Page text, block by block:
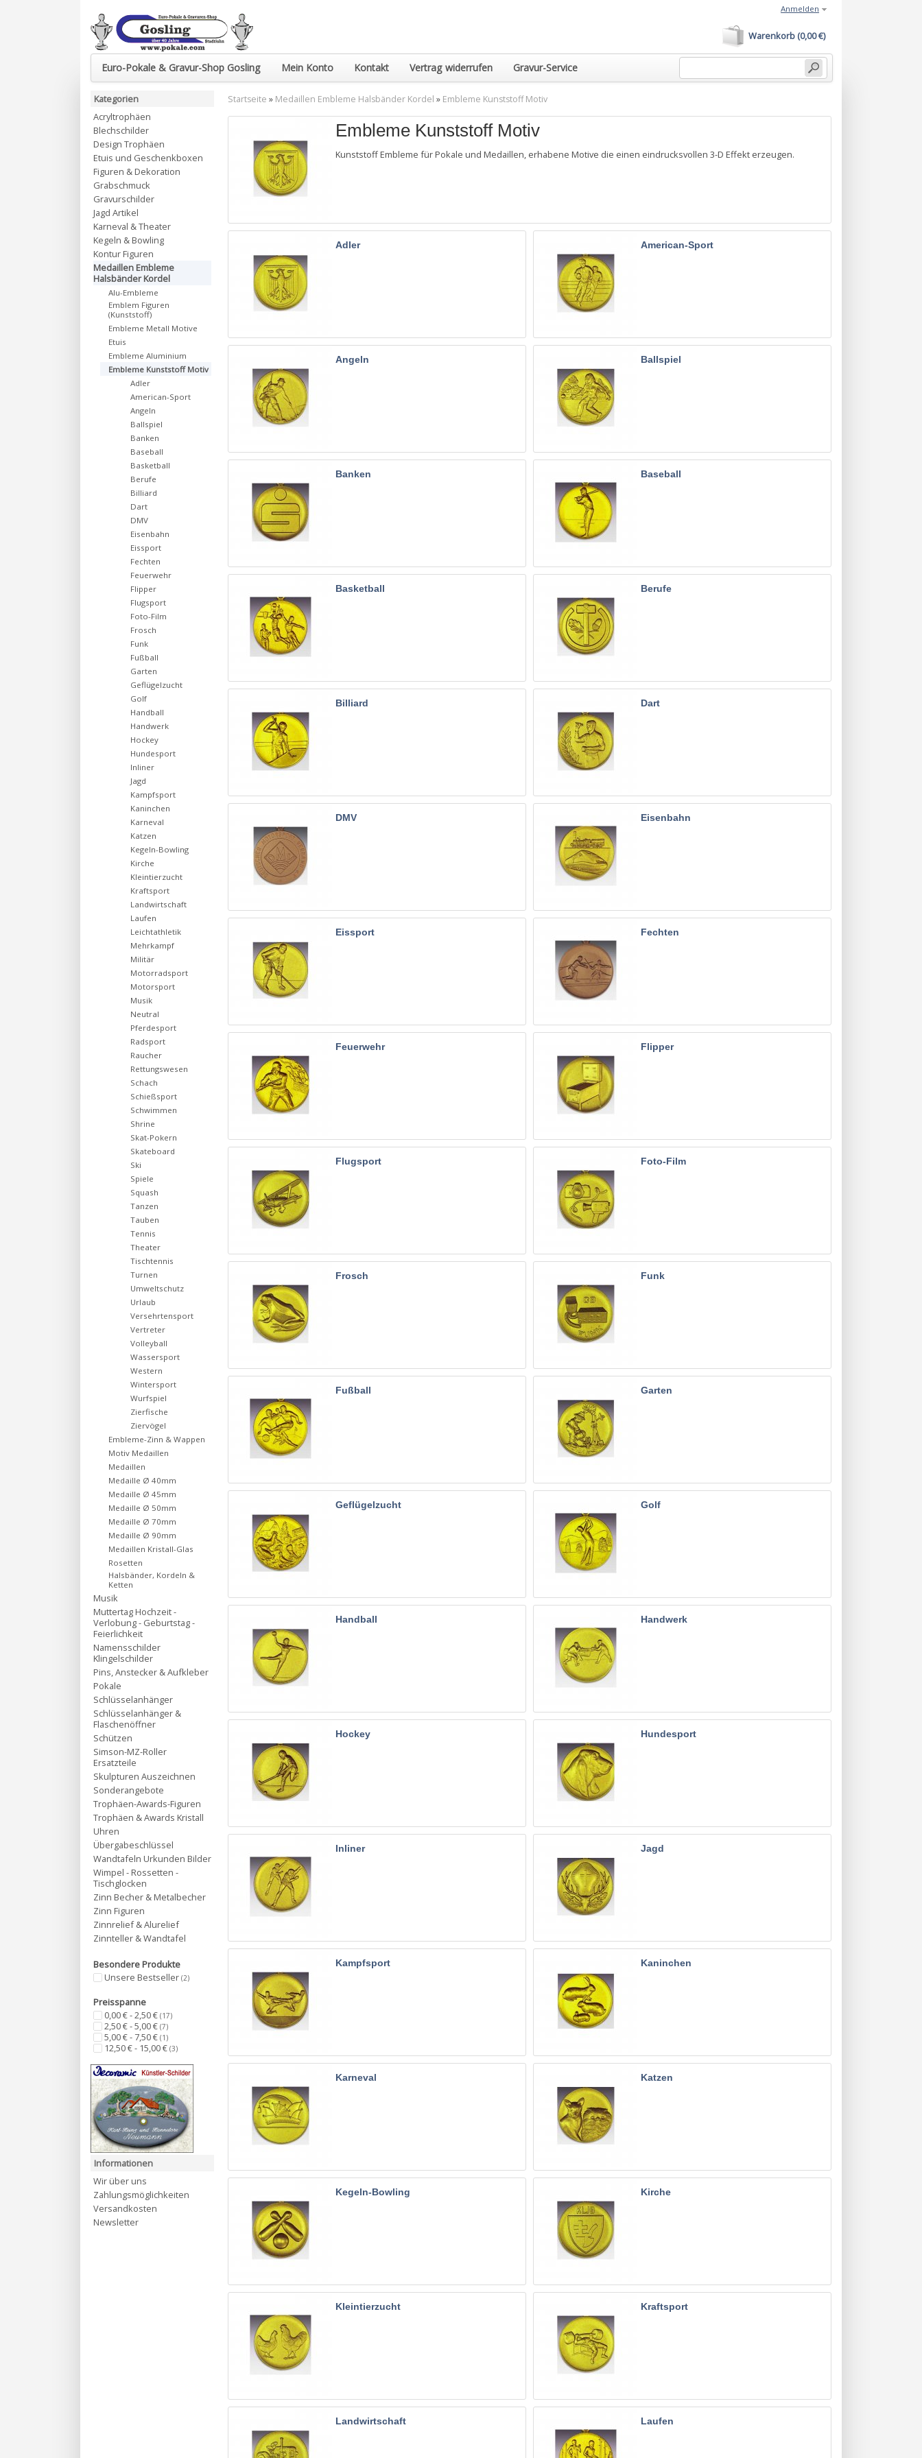
Euro-Pokale & Gravur-Shop Gosling Mein Konto Kontakt Vertrag widerrufen Gravur-Service
Warenkorb (0,00 €)
Anmelden
Startseite » Medaillen Embleme Halsbänder Kordel » Embleme Kunststoff Motiv
Embleme Kunststoff Motiv
Kunststoff Embleme für Pokale und Medaillen, erhabene Motive die einen eindrucksvollen 3-D Effekt erzeugen.
Adler American-Sport
Angeln Ballspiel
Banken Baseball
Basketball Berufe
Billiard Dart
DMV Eisenbahn
Eissport Fechten
Feuerwehr Flipper
Flugsport Foto-Film
Frosch Funk
Fußball Garten
Geflügelzucht Golf
Handball Handwerk
Hockey Hundesport
Inliner Jagd
Kampfsport Kaninchen
Karneval Katzen
Kegeln-Bowling Kirche
Kleintierzucht Kraftsport
Landwirtschaft Laufen
Kategorien
Acryltrophäen
Blechschilder
Design Trophäen
Etuis und Geschenkboxen
Figuren & Dekoration
Grabschmuck
Gravurschilder
Jagd Artikel
Karneval & Theater
Kegeln & Bowling
Kontur Figuren
Medaillen Embleme
Halsbänder Kordel
Alu-Embleme
Emblem Figuren
(Kunststoff)
Embleme Metall Motive
Etuis
Embleme Aluminium
Embleme Kunststoff Motiv
Adler
American-Sport
Angeln
Ballspiel
Banken
Baseball
Basketball
Berufe
Billiard
Dart
DMV
Eisenbahn
Eissport
Fechten
Feuerwehr
Flipper
Flugsport
Foto-Film
Frosch
Funk
Fußball
Garten
Geflügelzucht
Golf
Handball
Handwerk
Hockey
Hundesport
Inliner
Jagd
Kampfsport
Kaninchen
Karneval
Katzen
Kegeln-Bowling
Kirche
Kleintierzucht
Kraftsport
Landwirtschaft
Laufen
Leichtathletik
Mehrkampf
Militär
Motorradsport
Motorsport
Musik
Neutral
Pferdesport
Radsport
Raucher
Rettungswesen
Schach
Schießsport
Schwimmen
Shrine
Skat-Pokern
Skateboard
Ski
Spiele
Squash
Tanzen
Tauben
Tennis
Theater
Tischtennis
Turnen
Umweltschutz
Urlaub
Versehrtensport
Vertreter
Volleyball
Wassersport
Western
Wintersport
Wurfspiel
Zierfische
Ziervögel
Embleme-Zinn & Wappen
Motiv Medaillen
Medaillen
Medaille Ø 40mm
Medaille Ø 45mm
Medaille Ø 50mm
Medaille Ø 70mm
Medaille Ø 90mm
Medaillen Kristall-Glas
Rosetten
Halsbänder, Kordeln &
Ketten
Musik
Muttertag Hochzeit -
Verlobung - Geburtstag -
Feierlichkeit
Namensschilder
Klingelschilder
Pins, Anstecker & Aufkleber
Pokale
Schlüsselanhänger
Schlüsselanhänger &
Flaschenöffner
Schützen
Simson-MZ-Roller
Ersatzteile
Skulpturen Auszeichnen
Sonderangebote
Trophäen-Awards-Figuren
Trophäen & Awards Kristall
Uhren
Übergabeschlüssel
Wandtafeln Urkunden Bilder
Wimpel - Rossetten -
Tischglocken
Zinn Becher & Metalbecher
Zinn Figuren
Zinnrelief & Alurelief
Zinnteller & Wandtafel
Besondere Produkte
Unsere Bestseller (2)
Preisspanne
0,00 € - 2,50 € (17)
2,50 € - 5,00 € (7)
5,00 € - 7,50 € (1)
12,50 € - 15,00 € (3)
Informationen
Wir über uns
Zahlungsmöglichkeiten
Versandkosten
Newsletter